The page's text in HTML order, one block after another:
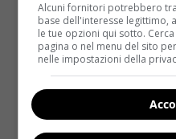
Alcuni fornitori potrebbero
base dell'interesse legittimo,
le tue opzioni qui sotto.
pagina o nel menu del sito
nelle impostazioni della